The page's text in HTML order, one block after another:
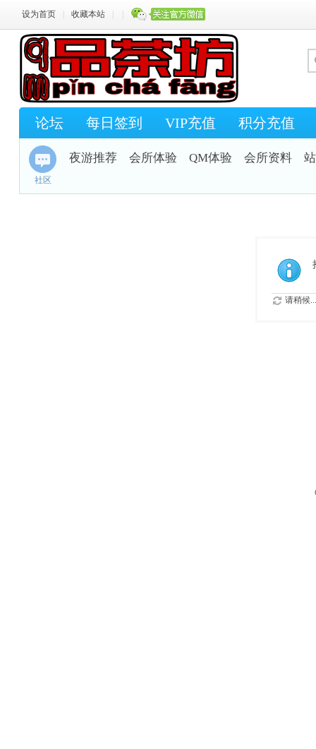
设为首页 收藏本站
论坛 每日签到 VIP充值 积分充值
社区
夜游推荐 会所体验 QM体验 会所资料
请稍候...